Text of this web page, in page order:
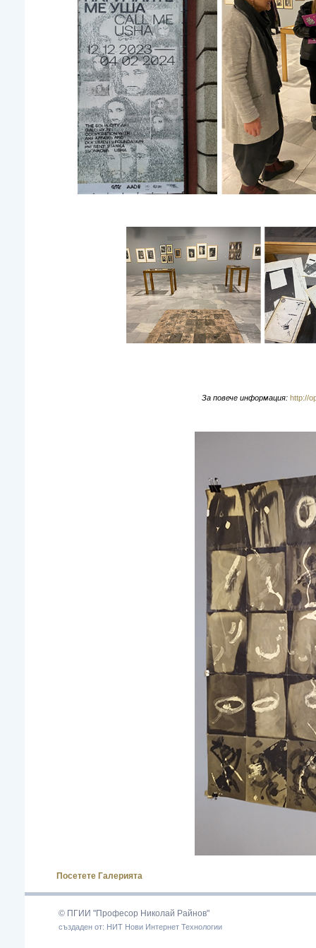
За повече информация: http://
Посетете Галерията
© ПГИИ "Професор Николай Райнов"
създаден от: НИТ Нови Интернет Технологии